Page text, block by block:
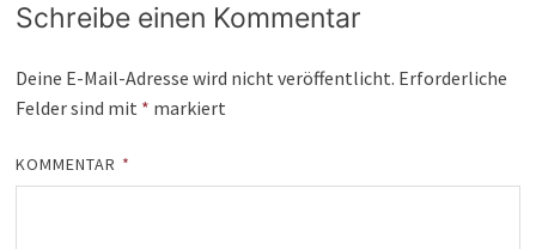
Schreibe einen Kommentar
Deine E-Mail-Adresse wird nicht veröffentlicht. Erforderliche
Felder sind mit * markiert
KOMMENTAR *